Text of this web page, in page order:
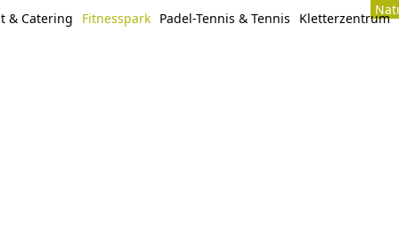
& Catering Fitnesspark Padel-Tennis & Tennis Kletterzentrum